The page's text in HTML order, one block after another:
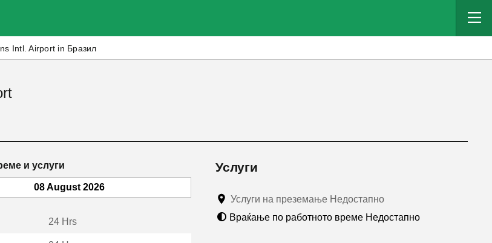
Intl. Airport in Бразил
и услуги
08 August 2026
24 Hrs
Услуги
Услуги на преземање Недостапно
Враќање по работното време Недостапно